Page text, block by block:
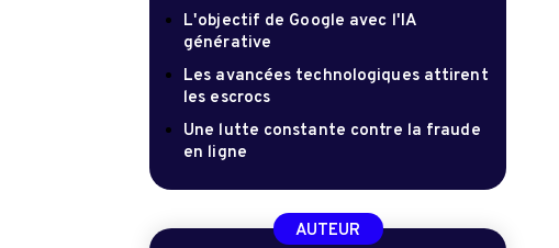
L'objectif de Google avec l'IA
générative
Les avancées technologiques attirent
les escrocs
Une lutte constante contre la fraude
en ligne
AUTEUR